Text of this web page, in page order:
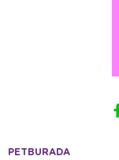
PETBURADA